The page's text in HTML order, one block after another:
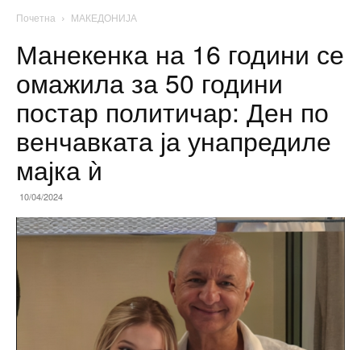
Почетна МАКЕДОНИЈА
Манекенка на 16 години се
омажила за 50 години
постар политичар: Ден по
венчавката ја унапредиле
мајка ѝ
10/04/2024